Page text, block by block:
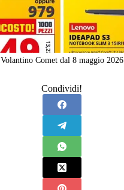
Volantino Comet dal 8 maggio 2026
Condividi!